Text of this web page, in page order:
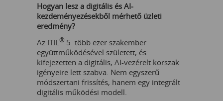
Hogyan lesz a digitális és AI-
kezdeményezésekből mérhető üzleti
eredmény?
Az ITIL ® 5 több ezer szakember
együttműködésével született, és
kifejezetten a digitális, AI-vezérelt korszak
igényeire lett szabva. Nem egyszerű
módszertani frissítés, hanem egy integrált
digitális működési modell.